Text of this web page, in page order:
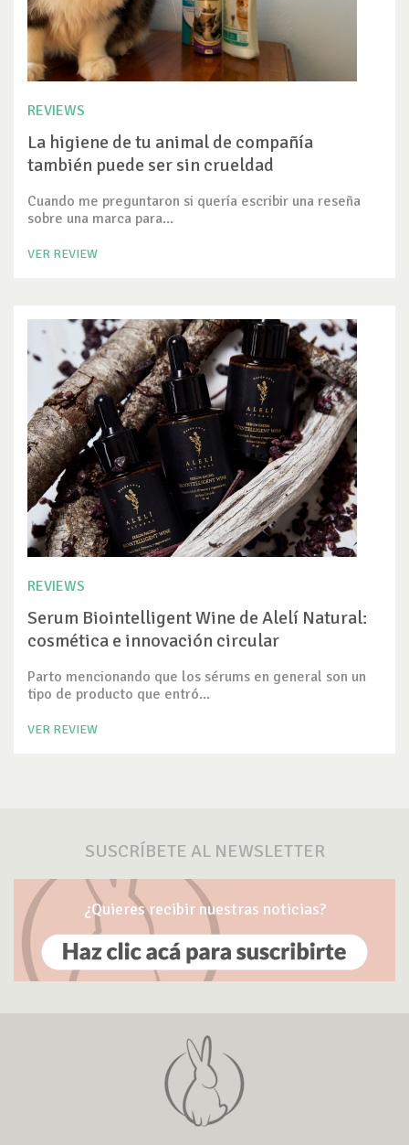
REVIEWS
La higiene de tu animal de compañía
también puede ser sin crueldad
Cuando me preguntaron si quería escribir una reseña
sobre una marca para...
VER REVIEW
REVIEWS
Serum Biointelligent Wine de Alelí Natural:
cosmética e innovación circular
Parto mencionando que los sérums en general son un
tipo de producto que entró...
VER REVIEW
SUSCRÍBETE AL NEWSLETTER
¿Quieres recibir nuestras noticias?